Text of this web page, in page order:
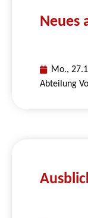
Neues
Mo.,
Abteilung